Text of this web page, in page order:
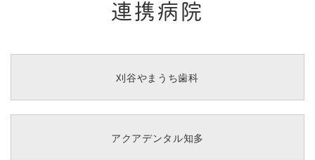
連携病院
刈谷やまうち歯科
アクアデンタル知多